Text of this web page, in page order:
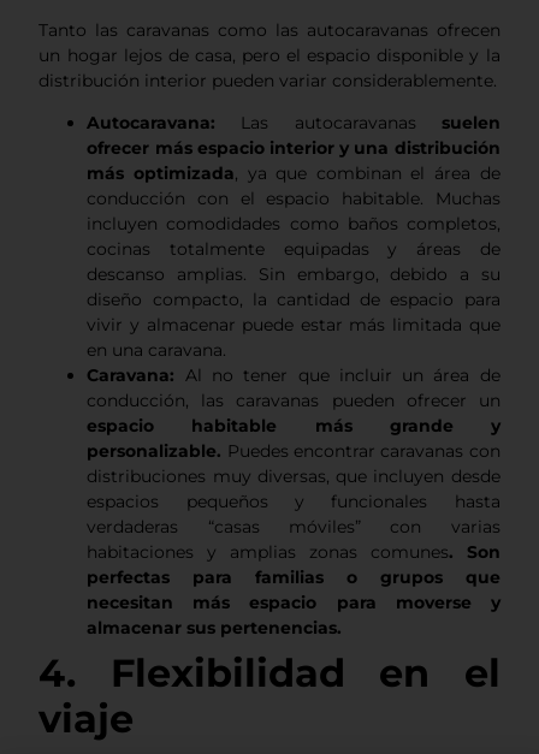
Tanto las caravanas como las autocaravanas ofrecen
un hogar lejos de casa, pero el espacio disponible y la
distribución interior pueden variar considerablemente.
Autocaravana: Las autocaravanas suelen
ofrecer más espacio interior y una distribución
más optimizada, ya que combinan el área de
conducción con el espacio habitable. Muchas
incluyen comodidades como baños completos,
cocinas totalmente equipadas y áreas de
descanso amplias. Sin embargo, debido a su
diseño compacto, la cantidad de espacio para
vivir y almacenar puede estar más limitada que
en una caravana.
Caravana: Al no tener que incluir un área de
conducción, las caravanas pueden ofrecer un
espacio habitable más grande y
personalizable. Puedes encontrar caravanas con
distribuciones muy diversas, que incluyen desde
espacios pequeños y funcionales hasta
verdaderas “casas móviles” con varias
habitaciones y amplias zonas comunes. Son
perfectas para familias o grupos que
necesitan más espacio para moverse y
almacenar sus pertenencias.
4. Flexibilidad en el
viaje